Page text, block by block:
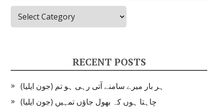
Categories
RECENT POSTS
ہر بار میرے سامنے آتی رہی ہو تم (جون ایلیا)
چاہتا ہوں کہ بھول جاؤں تمہیں (جون ایلیا)